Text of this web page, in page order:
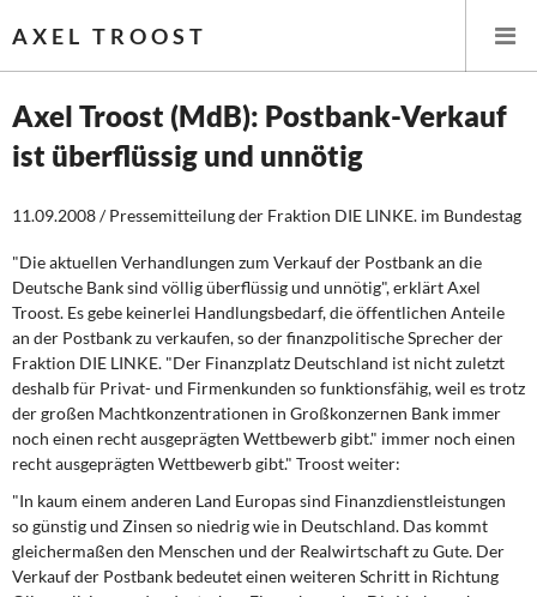
AXEL TROOST
Startseite
Themen
Memo-Gruppe
Institut Solidarische Moderne
Rosa-Luxemburg-Stiftung
Über mich
Kontakt
Axel Troost (MdB): Postbank-Verkauf
ist überflüssig und unnötig
11.09.2008 / Pressemitteilung der Fraktion DIE LINKE. im Bundestag
"Die aktuellen Verhandlungen zum Verkauf der Postbank an die
Deutsche Bank sind völlig überflüssig und unnötig", erklärt Axel
Troost. Es gebe keinerlei Handlungsbedarf, die öffentlichen Anteile
an der Postbank zu verkaufen, so der finanzpolitische Sprecher der
Fraktion DIE LINKE. "Der Finanzplatz Deutschland ist nicht zuletzt
deshalb für Privat- und Firmenkunden so funktionsfähig, weil es trotz
der großen Machtkonzentrationen in Großkonzernen Bank immer
noch einen recht ausgeprägten Wettbewerb gibt." immer noch einen
recht ausgeprägten Wettbewerb gibt." Troost weiter:
"In kaum einem anderen Land Europas sind Finanzdienstleistungen
so günstig und Zinsen so niedrig wie in Deutschland. Das kommt
gleichermaßen den Menschen und der Realwirtschaft zu Gute. Der
Verkauf der Postbank bedeutet einen weiteren Schritt in Richtung